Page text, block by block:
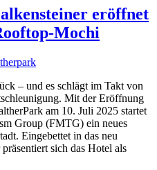
eröffnet
Mochi
– und es schlägt im Takt von
Mit der Eröffnung
am 10. Juli 2025 startet
Group (FMTG) ein neues
Eingebettet in das neu
sich das Hotel als